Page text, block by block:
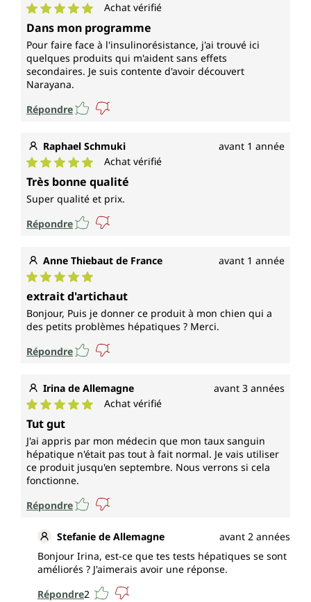
Note moyenne de 5 sur 5 étoiles
Achat vérifié
Dans mon programme
Pour faire face à l'insulinorésistance, j'ai trouvé ici
quelques produits qui m'aident sans effets
secondaires. Je suis contente d'avoir découvert
Narayana.
Répondre
Raphael Schmuki avant 1 année
Note moyenne de 5 sur 5 étoiles
Achat vérifié
Très bonne qualité
Super qualité et prix.
Répondre
Anne Thiebaut de France avant 1 année
Note moyenne de 5 sur 5 étoiles
extrait d'artichaut
Bonjour, Puis je donner ce produit à mon chien qui a
des petits problèmes hépatiques ? Merci.
Répondre
Irina de Allemagne avant 3 années
Note moyenne de 5 sur 5 étoiles
Achat vérifié
Tut gut
J'ai appris par mon médecin que mon taux sanguin
hépatique n'était pas tout à fait normal. Je vais utiliser
ce produit jusqu'en septembre. Nous verrons si cela
fonctionne.
Répondre
Stefanie de Allemagne
avant 2 années
Bonjour Irina, est-ce que tes tests hépatiques se sont
améliorés ? J'aimerais avoir une réponse.
Répondre2